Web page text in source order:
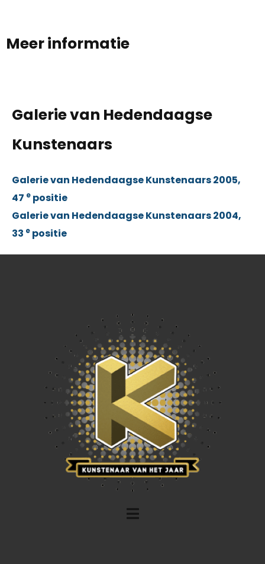
Meer informatie
Galerie van Hedendaagse
Kunstenaars
Galerie van Hedendaagse Kunstenaars 2005,
47 e positie
Galerie van Hedendaagse Kunstenaars 2004,
33 e positie